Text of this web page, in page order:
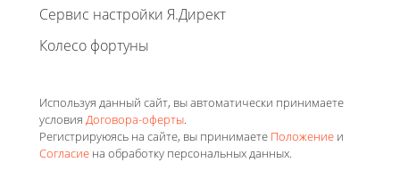
Сервис настройки Я.Директ
Колесо фортуны
Используя данный сайт, вы автоматически принимаете
условия Договора-оферты.
Регистрируюясь на сайте, вы принимаете Положение и
Согласие на обработку персональных данных.